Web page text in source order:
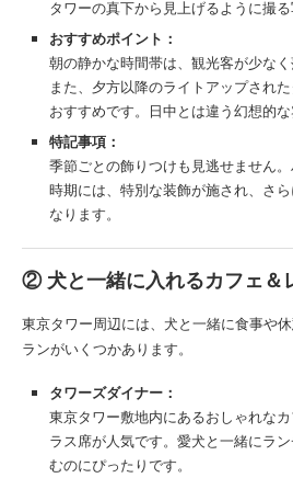
タワーの真下から見上げるように撮る
おすすめポイント：
朝の静かな時間帯は、観光客が少なく
また、夕方以降のライトアップされ
おすすめです。日中とは違う幻想的な
特記事項：
季節ごとの飾りつけも見逃せません
時期には、特別な装飾が施され、さ
なります。
② 犬と一緒に入れるカフェ＆
東京タワー周辺には、犬と一緒に食事や
ランがいくつかあります。
タワーズダイナー：
東京タワー敷地内にあるおしゃれな
ラス席が人気です。愛犬と一緒にラ
むのにぴったりです。